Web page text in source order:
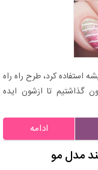
استفاده کرد، طرح راه راه
تا ازشون ایده
ادامه
مدل مو